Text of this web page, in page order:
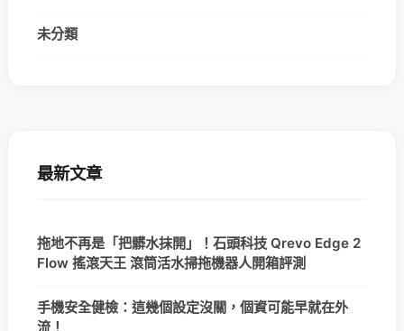
未分類
最新文章
拖地不再是「把髒水抹開」！石頭科技 Qrevo Edge 2
Flow 搖滾天王 滾筒活水掃拖機器人開箱評測
手機安全健檢：這幾個設定沒關，個資可能早就在外
流！